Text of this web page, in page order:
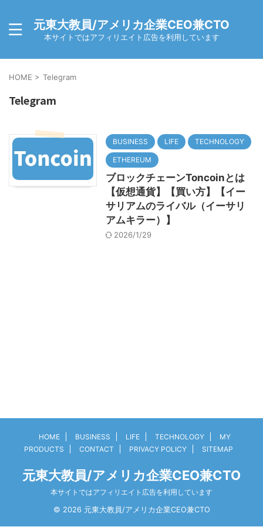
元東大教員/アメリカ企業CEO兼CTO
本サイトではアフィリエイト広告を利用しています
HOME > Telegram
Telegram
BUSINESS LIFE TECHNOLOGY
ETHEREUM
ブロックチェーンToncoinとは
【仮想通貨】【買い方】【イー
サリアムのライバル（イーサリ
アムキラー）】
2026/1/29
HOME BUSINESS LIFE TECHNOLOGY
MY
PRODUCTS
CONTACT PRIVACY POLICY SITEMAP
元東大教員/アメリカ企業CEO兼CTO
本サイトではアフィリエイト広告を利用しています
© 2026 元東大教員/アメリカ企業CEO兼CTO